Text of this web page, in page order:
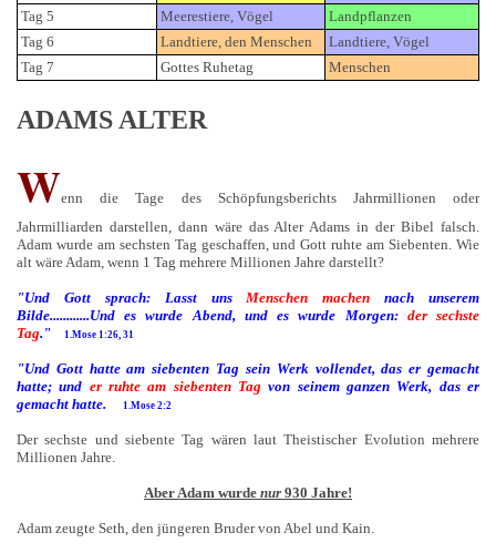
Tag 5
Meerestiere, Vögel
Landpflanzen
Tag 6
Landtiere, den Menschen
Landtiere, Vögel
Tag 7
Gottes Ruhetag Menschen
ADAMS ALTER
Wenn die Tage des Schöpfungsberichts Jahrmillionen oder
Jahrmilliarden darstellen, dann wäre das Alter Adams in der Bibel falsch.
Adam wurde am sechsten Tag geschaffen, und Gott ruhte am Siebenten. Wie
alt wäre Adam, wenn 1 Tag mehrere Millionen Jahre darstellt?
"Und Gott sprach: Lasst uns Menschen machen nach unserem
Bilde............Und es wurde Abend, und es wurde Morgen: der sechste
Tag." 1.Mose 1:26, 31
"Und Gott hatte am siebenten Tag sein Werk vollendet, das er gemacht
hatte; und er ruhte am siebenten Tag von seinem ganzen Werk, das er
gemacht hatte.
1.Mose 2:2
Der sechste und siebente Tag wären laut Theistischer Evolution mehrere
Millionen Jahre.
Aber Adam wurde nur 930 Jahre!
Adam zeugte Seth, den jüngeren Bruder von Abel und Kain.